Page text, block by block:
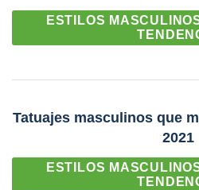
ESTILOS
Tatuajes masculinos que
2021
ESTILOS